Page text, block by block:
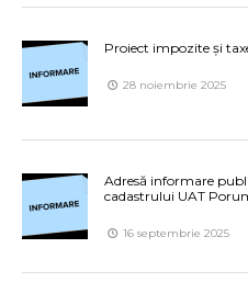
Proiect impozite și
28 noiembrie 2025
Adresă informare
cadastrului UAT
16 septembrie 2025